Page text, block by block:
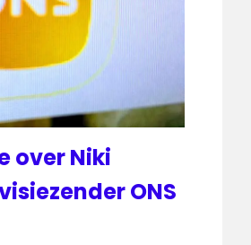
over Niki
ONS